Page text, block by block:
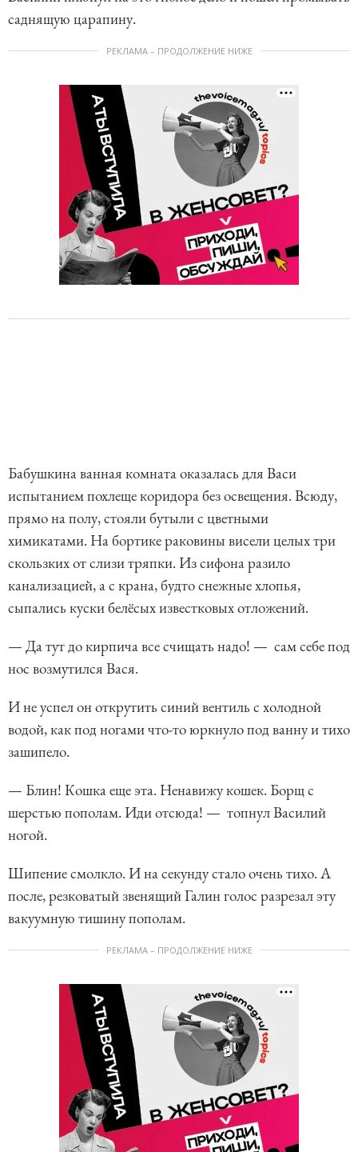
саднящую царапину.
РЕКЛАМА – ПРОДОЛЖЕНИЕ НИЖЕ
Бабушкина ванная комната оказалась для Васи
испытанием похлеще коридора без освещения. Всюду,
прямо на полу, стояли бутыли с цветными
химикатами. На бортике раковины висели целых три
скользких от слизи тряпки. Из сифона разило
канализацией, а с крана, будто снежные хлопья,
сыпались куски белёсых известковых отложений.
— Да тут до кирпича все счищать надо! — сам себе под
нос возмутился Вася.
И не успел он открутить синий вентиль с холодной
водой, как под ногами что-то юркнуло под ванну и тихо
зашипело.
— Блин! Кошка еще эта. Ненавижу кошек. Борщ с
шерстью пополам. Иди отсюда! — топнул Василий
ногой.
Шипение смолкло. И на секунду стало очень тихо. А
после, резковатый звенящий Галин голос разрезал эту
вакуумную тишину пополам.
РЕКЛАМА – ПРОДОЛЖЕНИЕ НИЖЕ